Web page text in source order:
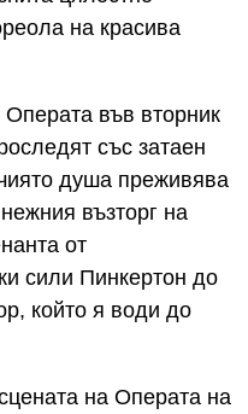
на красива
във вторник
със затаен
душа преживява
възторг на
от
сили Пинкертон до
който я води до
на Операта на